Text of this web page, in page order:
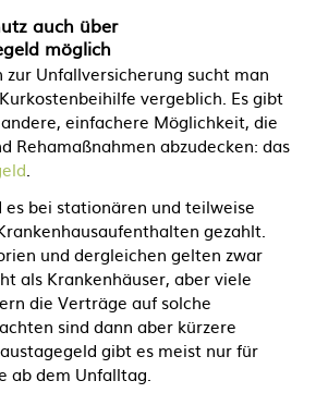
auch über
möglich
Unfallversicherung sucht man
vergeblich. Es gibt
einfachere Möglichkeit, die
Rehamaßnahmen abzudecken: das
.
bei stationären und teilweise
gezahlt.
und dergleichen gelten zwar
als Krankenhäuser, aber viele
die Verträge auf solche
sind dann aber kürzere
gibt es meist nur für
ab dem Unfalltag.